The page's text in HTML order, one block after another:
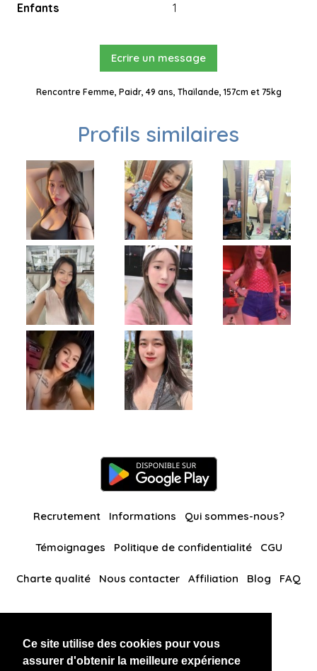
Ce site utilise des cookies pour vous
assurer d'obtenir la meilleure expérience
Enfants
1
Ecrire un message
Rencontre Femme, Paidr, 49 ans, Thaïlande, 157cm et 75kg
Profils similaires
Recrutement Informations Qui sommes-nous?
Témoignages Politique de confidentialité CGU
Charte qualité Nous contacter Affiliation Blog FAQ
BlackAndBeauties RussianKisses